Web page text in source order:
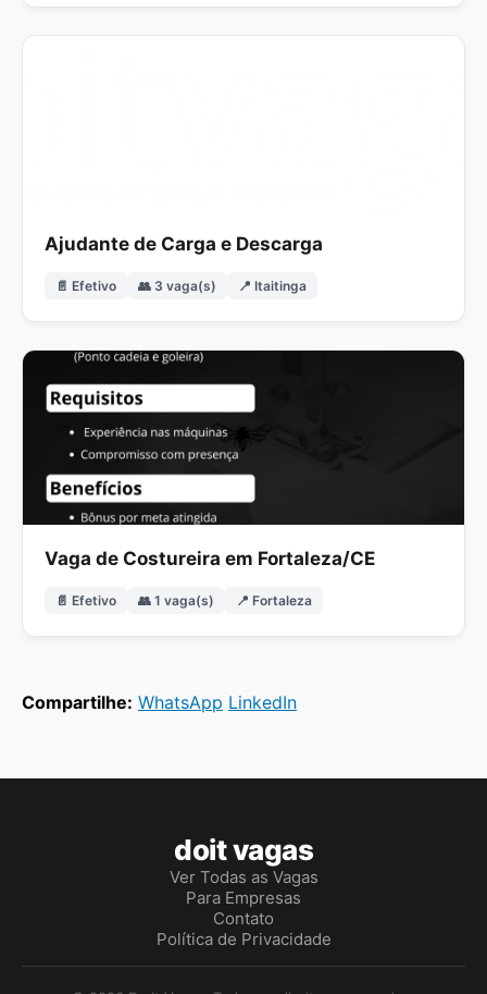
Ajudante de Carga e Descarga
📄 Efetivo 👥 3 vaga(s) 📍 Itaitinga
Vaga de Costureira em Fortaleza/CE
📄 Efetivo 👥 1 vaga(s) 📍 Fortaleza
Compartilhe: WhatsApp LinkedIn
doit vagas
Ver Todas as Vagas
Para Empresas
Contato
Política de Privacidade